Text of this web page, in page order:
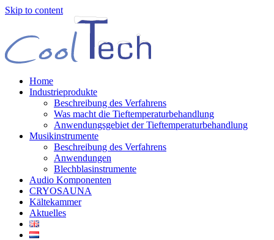
Skip to content
Home
Industrieprodukte
Beschreibung des Verfahrens
Was macht die Tieftemperaturbehandlung
Anwendungsgebiet der Tieftemperaturbehandlung
Musikinstrumente
Beschreibung des Verfahrens
Anwendungen
Blechblasinstrumente
Audio Komponenten
CRYOSAUNA
Kältekammer
Aktuelles